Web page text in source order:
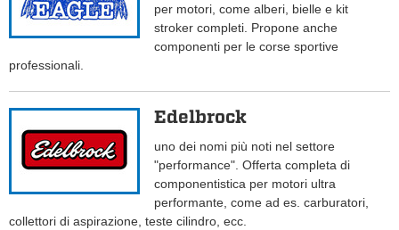
per motori, come alberi, bielle e kit
stroker completi. Propone anche
componenti per le corse sportive
professionali.
Edelbrock
uno dei nomi più noti nel settore
"performance". Offerta completa di
componentistica per motori ultra
performante, come ad es. carburatori,
collettori di aspirazione, teste cilindro, ecc.